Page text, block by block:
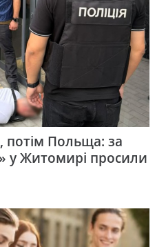
потім Польща: за
у Житомирі просили